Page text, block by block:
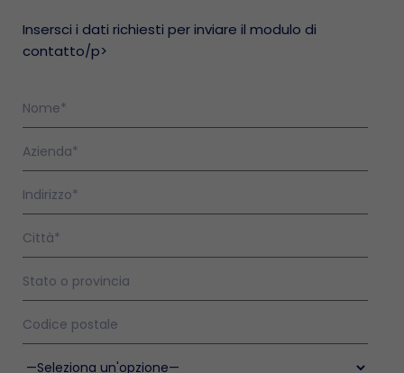
Insersci i dati richiesti per inviare il modulo di
contatto/p>